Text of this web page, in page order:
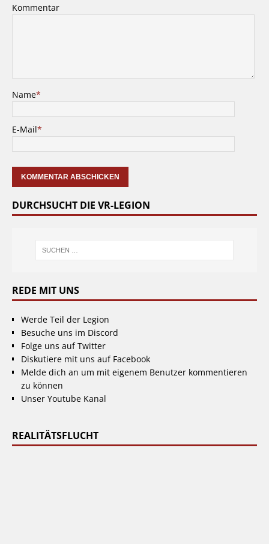
Kommentar
Name*
E-Mail*
DURCHSUCHT DIE VR-LEGION
REDE MIT UNS
Werde Teil der Legion
Besuche uns im Discord
Folge uns auf Twitter
Diskutiere mit uns auf Facebook
Melde dich an um mit eigenem Benutzer kommentieren
zu können
Unser Youtube Kanal
REALITÄTSFLUCHT